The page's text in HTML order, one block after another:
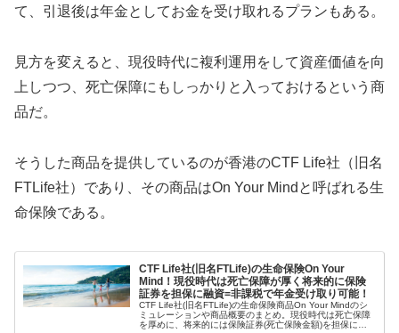
て、引退後は年金としてお金を受け取れるプランもある。
見方を変えると、現役時代に複利運用をして資産価値を向
上しつつ、死亡保障にもしっかりと入っておけるという商
品だ。
そうした商品を提供しているのが香港のCTF Life社（旧名
FTLife社）であり、その商品はOn Your Mindと呼ばれる生
命保険である。
CTF Life社(旧名FTLife)の生命保険On Your
Mind！現役時代は死亡保障が厚く将来的に保険
証券を担保に融資=非課税で年金受け取り可能！
CTF Life社(旧名FTLife)の生命保険商品On Your Mindのシ
ミュレーションや商品概要のまとめ。現役時代は死亡保障
を厚めに、将来的には保険証券(死亡保険金額)を担保に融